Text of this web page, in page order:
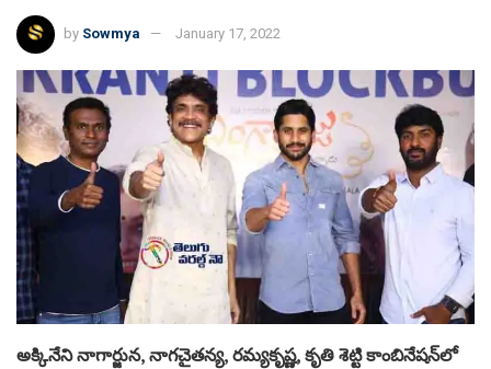
by Sowmya January 17, 2022
అక్కినేని నాగార్జున, నాగచైతన్య, రమ్యకృష్ణ, కృతి శెట్టి కాంబినేషన్‌లో